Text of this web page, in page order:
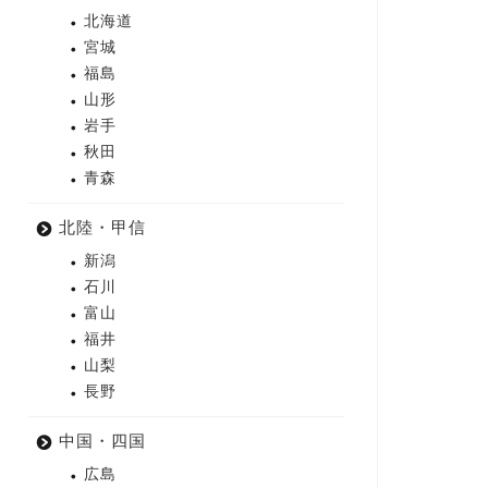
北海道
宮城
福島
山形
岩手
秋田
青森
北陸・甲信
新潟
石川
富山
福井
山梨
長野
中国・四国
広島